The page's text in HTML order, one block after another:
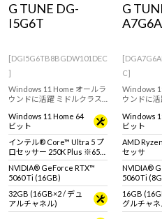
G TUNE DG-
I5G6T
[DGI5G6TB8BGDW101DEC
]
Windows 11 Home オールラ
ウンドに活躍 ミドルクラス
RTX 5060 Ti (16GB) & イン
テル Core Ultra 5 プロセッ
サー 250K Plus 搭載。 ※モ
ニタ・マウス・キーボード
は別売りです。
Windows 11 Home 64
ビット
インテル® Core™ Ultra 5 プ
ロセッサー 250K Plus ※65W
動作
NVIDIA® GeForce RTX™
5060 Ti (16GB)
32GB (16GB×2 / デュ
アルチャネル)
G
A7G6A
C]
Windows
ウンドに
RTX 5060
Ryzen 7
ニタ・マ
は別売りで
Windows
ビット
AMD
セッサ
NVIDIA®
5060 Ti
16GB
グルチャネ